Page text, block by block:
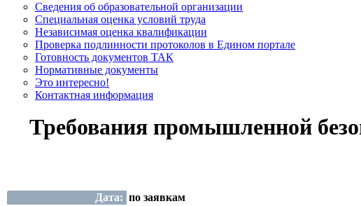
Сведения об образовательной организации
Cпециальная оценка условий труда
Независимая оценка квалификации
Проверка подлинности протоколов в Едином портале
Готовность документов ТАК
Нормативные документы
Это интересно!
Контактная информация
Требования промышленной
Дата: по заявкам